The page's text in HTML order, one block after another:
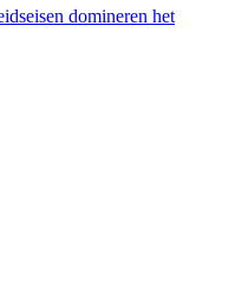
domineren het